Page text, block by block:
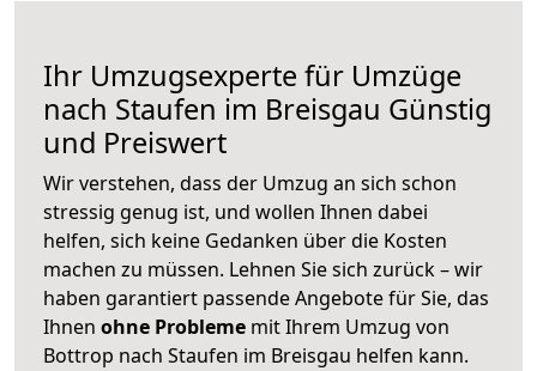
Ihr Umzugsexperte für Umzüge
nach Staufen im Breisgau Günstig
und Preiswert
Wir verstehen, dass der Umzug an sich schon
stressig genug ist, und wollen Ihnen dabei
helfen, sich keine Gedanken über die Kosten
machen zu müssen. Lehnen Sie sich zurück – wir
haben garantiert passende Angebote für Sie, das
Ihnen ohne Probleme mit Ihrem Umzug von
Bottrop nach Staufen im Breisgau helfen kann.